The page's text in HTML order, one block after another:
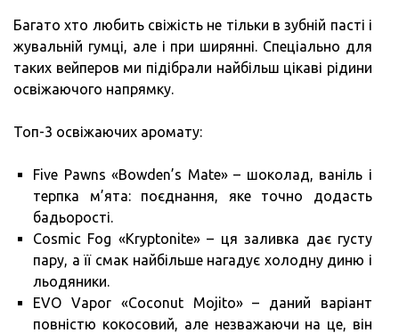
Багато хто любить свіжість не тільки в зубній пасті і
жувальній гумці, але і при ширянні. Спеціально для
таких вейперов ми підібрали найбільш цікаві рідини
освіжаючого напрямку.
Топ-3 освіжаючих аромату:
Five Pawns «Bowden’s Mate» – шоколад, ваніль і
терпка м’ята: поєднання, яке точно додасть
бадьорості.
Cosmic Fog «Kryptonite» – ця заливка дає густу
пару, а її смак найбільше нагадує холодну диню і
льодяники.
EVO Vapor «Coconut Mojito» – даний варіант
повністю кокосовий, але незважаючи на це, він